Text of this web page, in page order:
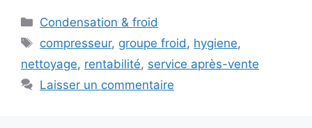
Catégories
Condensation & froid
Étiquettes
compresseur, groupe froid , hygiene,
nettoyage, rentabilité, service après-vente
Laisser un commentaire